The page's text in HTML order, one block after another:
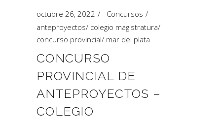
octubre 26, 2022
Concursos
anteproyectos/ colegio magistratura/
concurso provincial/ mar del plata
CONCURSO
PROVINCIAL DE
ANTEPROYECTOS –
COLEGIO